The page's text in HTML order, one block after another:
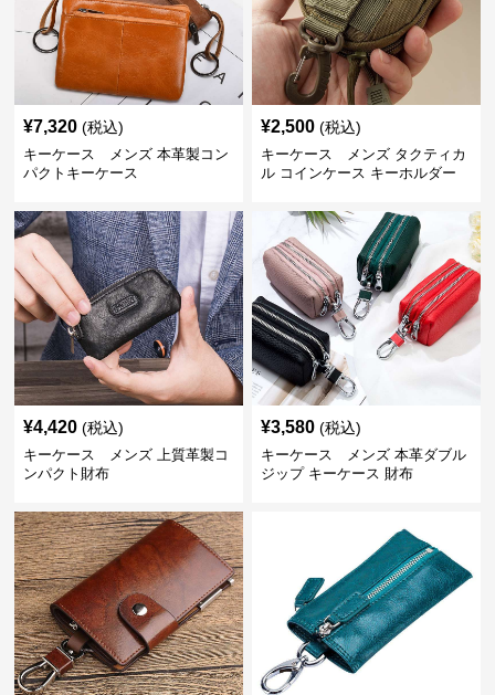
¥7,320 (税込)
キーケース メンズ 本革製コン
パクトキーケース
¥2,500 (税込)
キーケース メンズ タクティカ
ル コインケース キーホルダー
¥4,420 (税込)
キーケース メンズ 上質革製コ
ンパクト財布
¥3,580 (税込)
キーケース メンズ 本革ダブル
ジップ キーケース 財布